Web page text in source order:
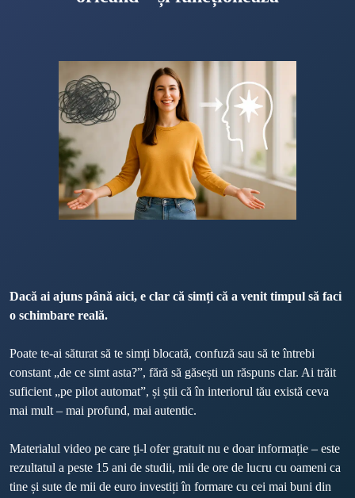
Dacă ai ajuns până aici, e clar că simți că a venit timpul să faci
o schimbare reală.
Poate te-ai săturat să te simți blocată, confuză sau să te întrebi
constant „de ce simt asta?”, fără să găsești un răspuns clar. Ai trăit
suficient „pe pilot automat”, și știi că în interiorul tău există ceva
mai mult – mai profund, mai autentic.
Materialul video pe care ți-l ofer gratuit nu e doar informație – este
rezultatul a peste 15 ani de studii, mii de ore de lucru cu oameni ca
tine și sute de mii de euro investiți în formare cu cei mai buni din